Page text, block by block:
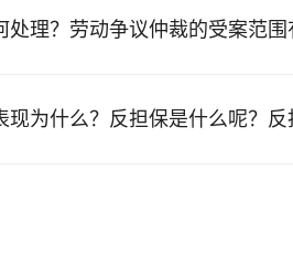
理？劳动争议仲裁的受案范围
为什么？反担保是什么呢？反